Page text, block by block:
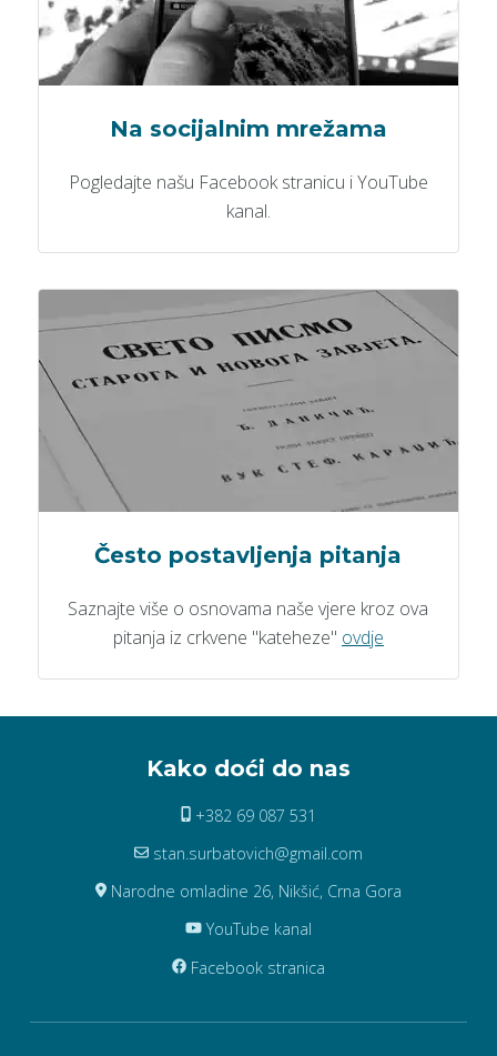
Na socijalnim mrežama
Pogledajte našu Facebook stranicu i YouTube
kanal.
Često postavljenja pitanja
Saznajte više o osnovama naše vjere kroz ova
pitanja iz crkvene "kateheze" ovdje
Kako doći do nas
+382 69 087 531
stan.surbatovich@gmail.com
Narodne omladine 26, Nikšić, Crna Gora
YouTube kanal
Facebook stranica